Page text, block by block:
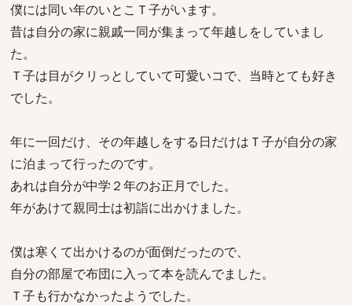
僕には同い年のいとこＴ子がいます。
昔は自分の家に親戚一同が集まって年越しをしていまし
た。
Ｔ子は目がクリっとしていて可愛いコで、当時とても好き
でした。
年に一回だけ、その年越しをする日だけはＴ子が自分の家
に泊まって行ったのです。
あれは自分が中学２年のお正月でした。
年があけて親同士は初詣に出かけました。
僕は寒くて出かけるのが面倒だったので、
自分の部屋で布団に入って本を読んでました。
Ｔ子も行かなかったようでした。